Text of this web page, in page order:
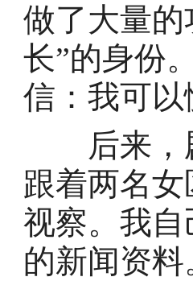
做了大量
长”的身份
信：我可
后来，剧
跟着两名
视察。我
的新闻资